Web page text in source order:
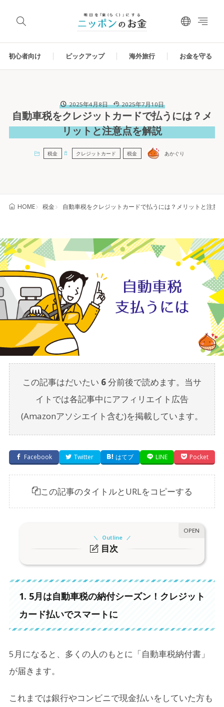
初心者向け ピックアップ 海外旅行 お金を守る
2025年4月8日 2025年7月10日
自動車税をクレジットカードで払うには？メ
リットと注意点を解説
税金 クレジットカード 税金 あかぐり
HOME 税金 自動車税をクレジットカードで払うには？メリットと注意
この記事はだいたい 6分前後で読めます。当サ
イトでは各記事中にアフィリエイト広告
(Amazonアソシエイト含む)を掲載しています。
Facebook Twitter はてブ LINE Pocket
この記事のタイトルとURLをコピーする
目次
Outline
2. 2. そもそも自動車税とは？
3. 3. クレジットカードで支払う方法
4-1. ポイントが貯まる！
4-2.
4-3. 支払履歴が残る
1. 5月は自動車税の納付シーズン！クレジット
カード払いでスマートに
5月になると、多くの人のもとに「自動車税納付書」
が届きます。
これまでは銀行やコンビニで現金払いをしていた方も